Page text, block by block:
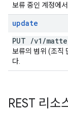
보류 중인 계정에
update
PUT /v1 /
보류의 범위 (조직
다.
REST 리소